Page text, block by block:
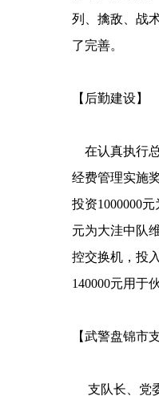
列、擒敌、战
了完善。
【后勤建设】
在认真执行
经费管理实施
投资1000000
元为大洼中队
控交换机，投
140000元用
【武警盘锦市
支队长、党